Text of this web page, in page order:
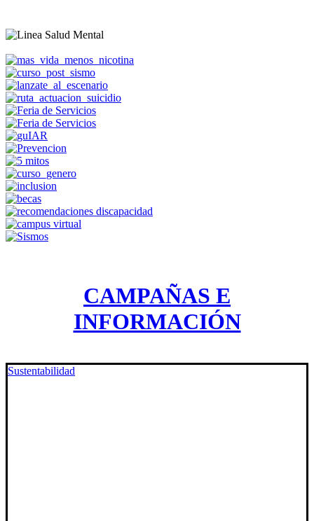
CAMPAÑAS E
INFORMACIÓN
Sustentabilidad